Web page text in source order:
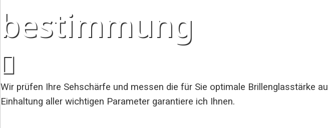
bestimmung
Wir prüfen Ihre Sehschärfe und messen die für Sie optimale Brillenglasstärke
Einhaltung aller wichtigen Parameter garantiere ich Ihnen.